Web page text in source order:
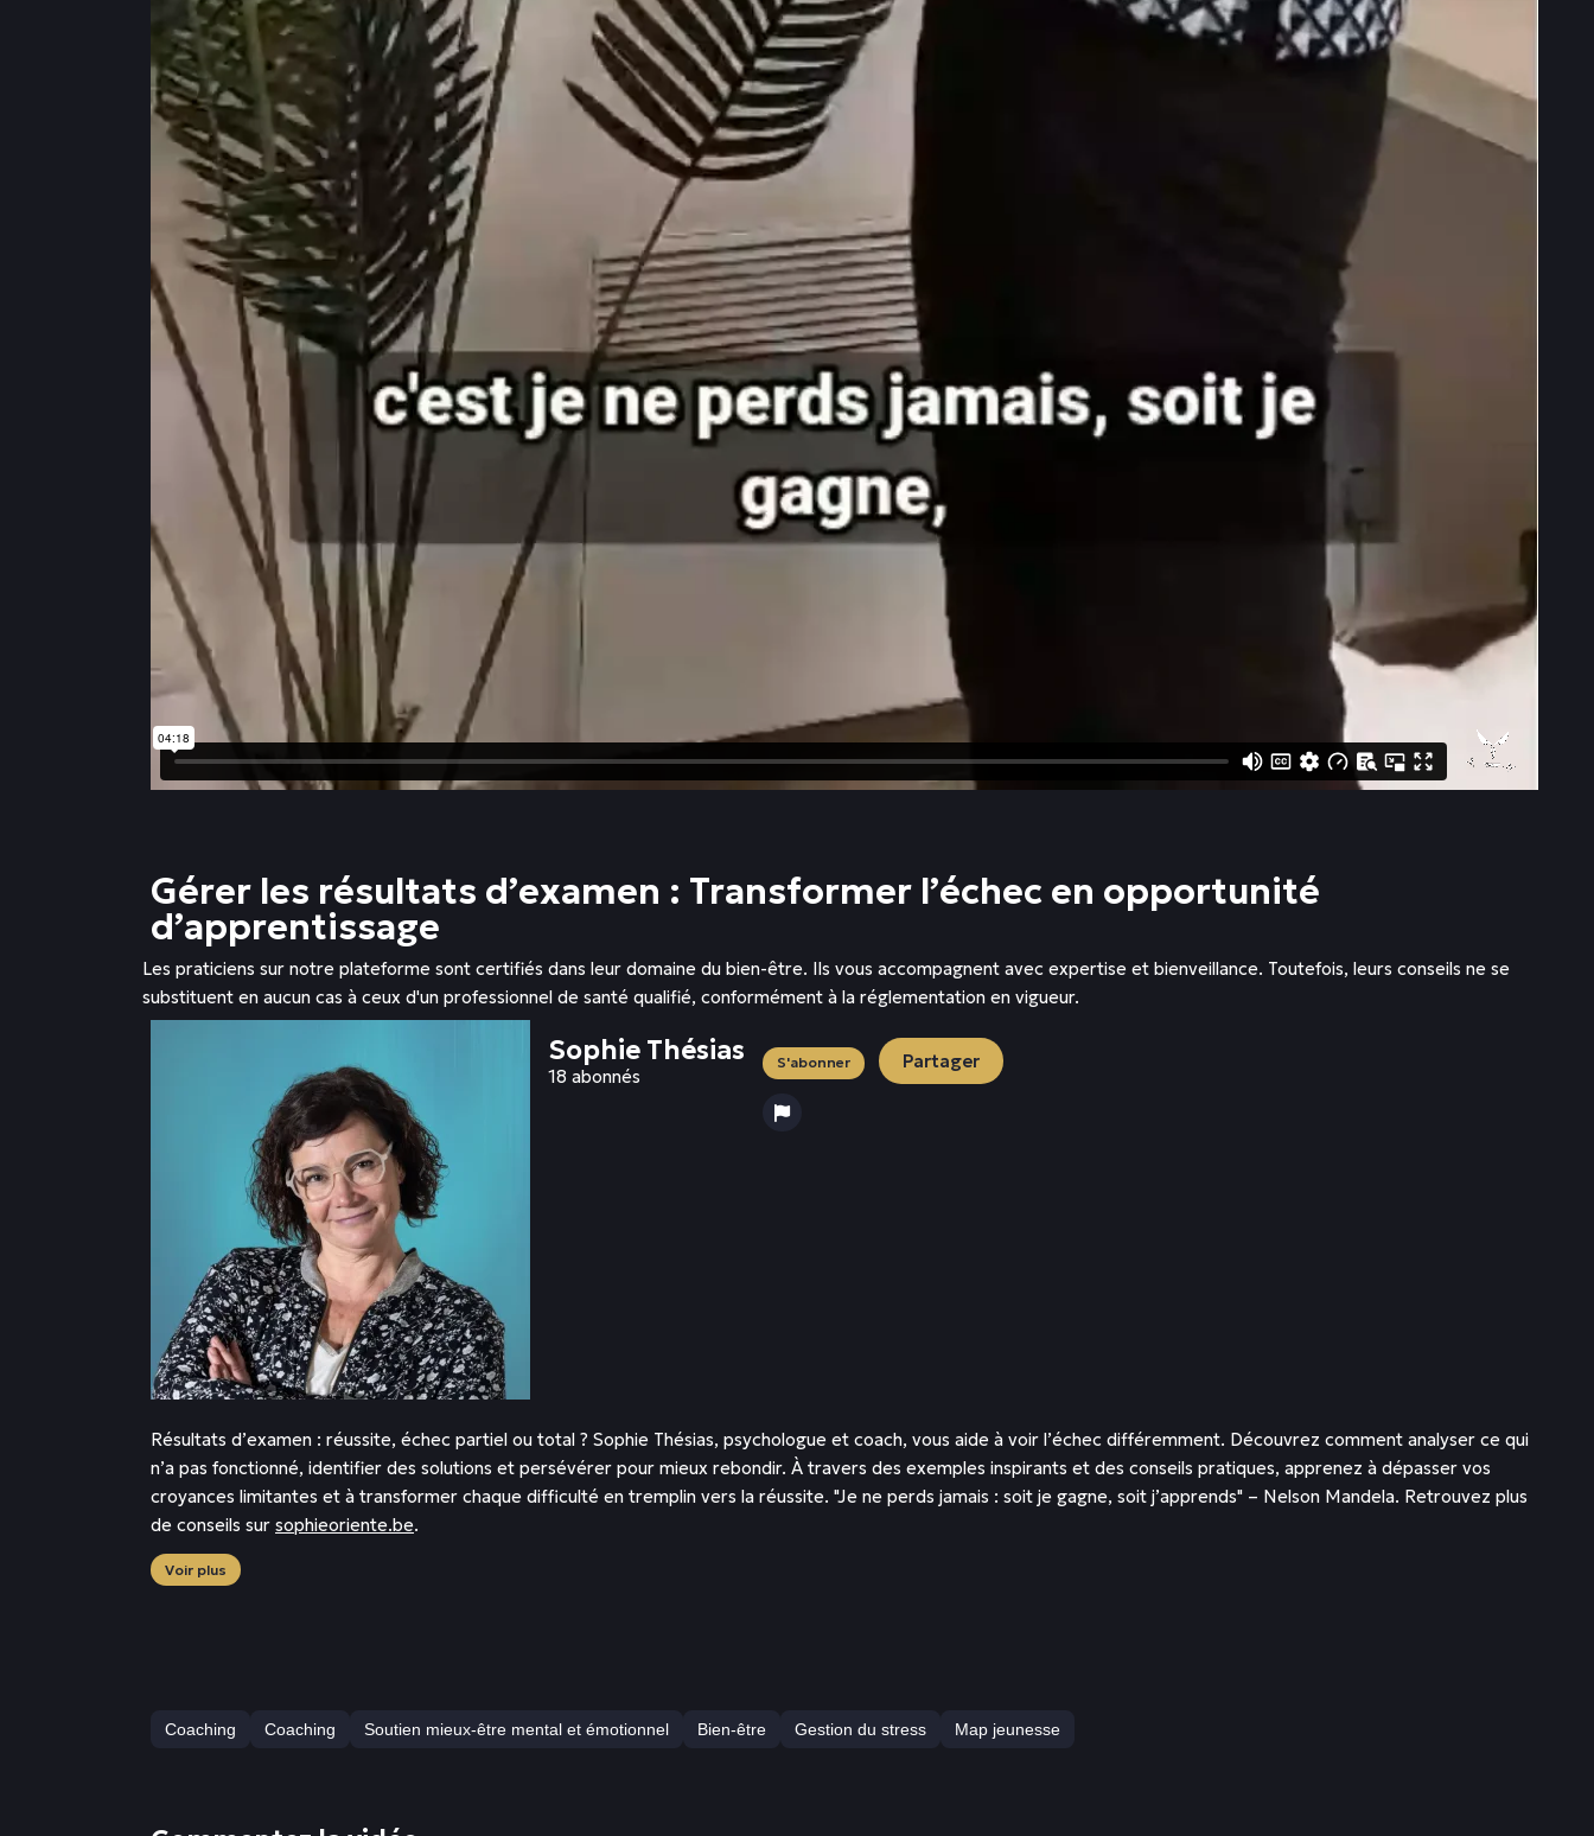
Gérer les résultats d’examen : Transformer l’échec en opportunité
d’apprentissage
Les praticiens sur notre plateforme sont certifiés dans leur domaine du bien-être. Ils vous accompagnent avec expertise et bienveillance. Toutefois, leurs conseils ne se
substituent en aucun cas à ceux d'un professionnel de santé qualifié, conformément à la réglementation en vigueur.
Sophie Thésias
18 abonnés
S'abonner Partager
Résultats d’examen : réussite, échec partiel ou total ? Sophie Thésias, psychologue et coach, vous aide à voir l’échec différemment. Découvrez comment analyser ce qui
n’a pas fonctionné, identifier des solutions et persévérer pour mieux rebondir. À travers des exemples inspirants et des conseils pratiques, apprenez à dépasser vos
croyances limitantes et à transformer chaque difficulté en tremplin vers la réussite. "Je ne perds jamais : soit je gagne, soit j’apprends" – Nelson Mandela. Retrouvez plus
de conseils sur sophieoriente.be.
Voir plus
Coaching Coaching Soutien mieux-être mental et émotionnel Bien-être Gestion du stress Map jeunesse